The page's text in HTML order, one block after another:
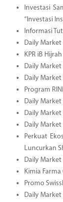
Investasi
“Investasi
Informasi
Daily Market
KPR iB
Daily Market
Daily Market
Program
Daily Market
Daily Market
Daily Market
Perkuat
Luncurkan
Daily Market
Kimia
Promo
Daily Market